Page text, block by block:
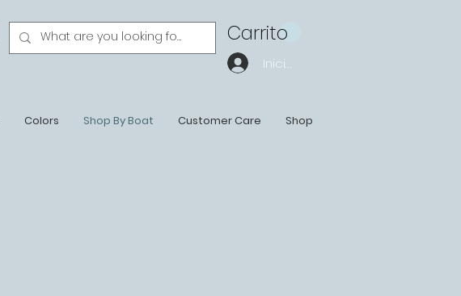
Carrito
Iniciar sesión
Colors Shop By Boat Customer Care Shop